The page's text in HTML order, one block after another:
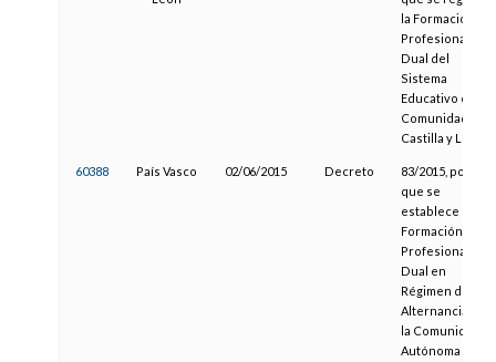
la Formación
Profesional
Dual del
Sistema
Educativo en la
Comunidad de
Castilla y León
60388 País Vasco 02/06/2015 Decreto
83/2015, por el
que se
establece la
Formación
Profesional
Dual en
Régimen de
Alternancia en
la Comunidad
Autónoma del